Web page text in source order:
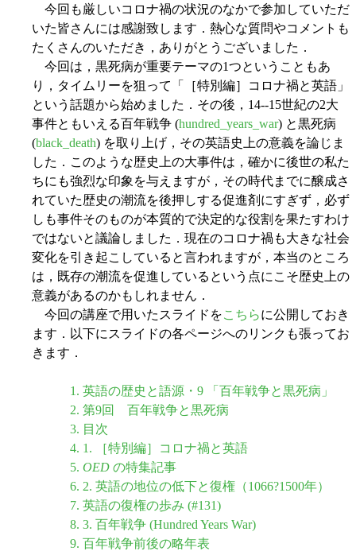
今回も厳しいコロナ禍の状況のなかで参加していただ
いた皆さんには感謝致します．熱心な質問やコメントも
たくさんのいただき，ありがとうございました．
今回は，黒死病が重要テーマの1つということもあ
り，タイムリーを狙って「［特別編］コロナ禍と英語」
という話題から始めました．その後，14--15世紀の2大
事件ともいえる百年戦争 (hundred_years_war) と黒死病
(black_death) を取り上げ，その英語史上の意義を論じま
した．このような歴史上の大事件は，確かに後世の私た
ちにも強烈な印象を与えますが，その時代までに醸成さ
れていた歴史の潮流を後押しする促進剤にすぎず，必ず
しも事件そのものが本質的で決定的な役割を果たすわけ
ではないと議論しました．現在のコロナ禍も大きな社会
変化を引き起こしていると言われますが，本当のところ
は，既存の潮流を促進しているという点にこそ歴史上の
意義があるのかもしれません．
今回の講座で用いたスライドをこちらに公開しておき
ます．以下にスライドの各ページへのリンクも張ってお
きます．
1. 英語の歴史と語源・9 「百年戦争と黒死病」
2. 第9回 百年戦争と黒死病
3. 目次
4. 1. ［特別編］コロナ禍と英語
5. OED の特集記事
6. 2. 英語の地位の低下と復権（1066?1500年）
7. 英語の復権の歩み (#131)
8. 3. 百年戦争 (Hundred Years War)
9. 百年戦争前後の略年表